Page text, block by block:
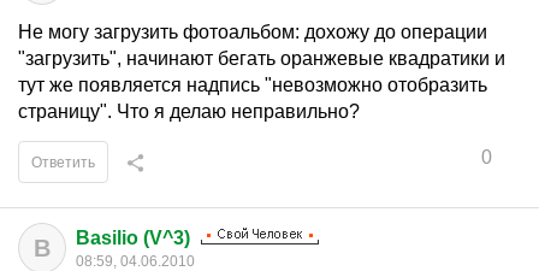
Не могу загрузить фотоальбом: дохожу до операции
"загрузить", начинают бегать оранжевые квадратики и
тут же появляется надпись "невозможно отобразить
страницу". Что я делаю неправильно?
0
Ответить
B Basilio (V^3)
08:59, 04.06.2010